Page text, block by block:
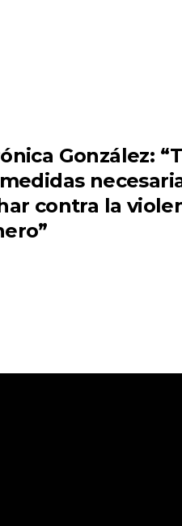
González:
contra la